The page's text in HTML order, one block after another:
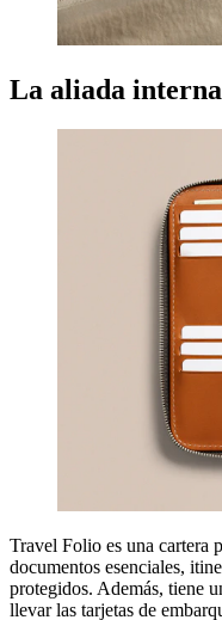
La aliada
Travel Folio es una cartera
documentos esenciales,
protegidos. Además, tiene
llevar las tarjetas de